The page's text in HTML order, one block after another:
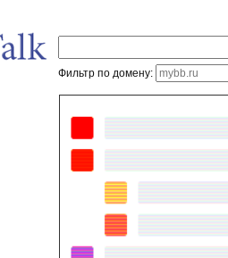
Фильтр по домену: